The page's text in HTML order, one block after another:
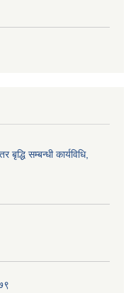
सम्बन्धी कार्यविधि,